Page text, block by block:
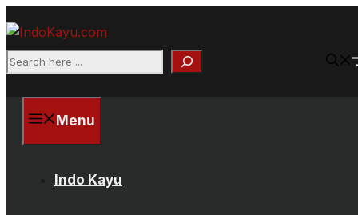
to
content
Search
Menu
Indo Kayu